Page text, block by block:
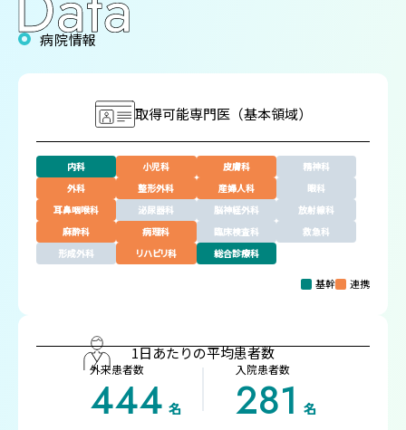
病院情報
取得可能専門医 （基本領域）
基幹 連携
内科 小児科 皮膚科
精神科
外科
整形外科 産婦人科
眼科
耳鼻咽喉科
泌尿器科 脳神経外科
放射線科
麻酔科
病理科 臨床検査科
救急科
形成外科
リハビリ科 総合診療科
1日あたりの平均患者数
外来患者数
444 名
入院患者数
281 名